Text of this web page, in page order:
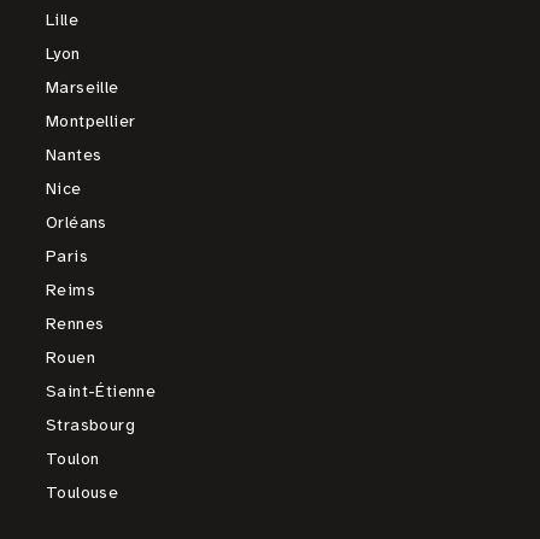
Lille
Lyon
Marseille
Montpellier
Nantes
Nice
Orléans
Paris
Reims
Rennes
Rouen
Saint-Étienne
Strasbourg
Toulon
Toulouse